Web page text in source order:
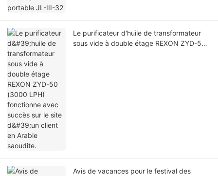
Le purificateur d'huile de transformateur
sous vide à double étage REXON ZYD-50
Avis de vacances pour le festival des